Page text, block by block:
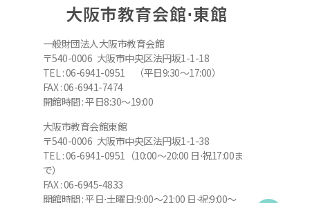
大阪市教育会館⋅東館
一般財団法人大阪市教育会館
〒540-0006 大阪市中央区法円坂1-1-18
TEL : 06-6941-0951 （平日9:30～17:00）
FAX : 06-6941-7474
開館時間 : 平日8:30～19:00
大阪市教育会館東館
〒540-0006 大阪市中央区法円坂1-1-38
TEL : 06-6941-0951（10:00～20:00 日⋅祝17:00ま
で）
FAX : 06-6945-4833
開館時間 : 平日⋅土曜日:9:00～21:00 日⋅祝:9:00～